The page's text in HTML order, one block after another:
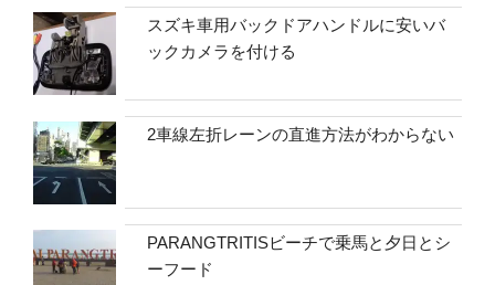
スズキ車用バックドアハンドルに安いバ
ックカメラを付ける
2車線左折レーンの直進方法がわからない
PARANGTRITISビーチで乗馬と夕日とシ
ーフード